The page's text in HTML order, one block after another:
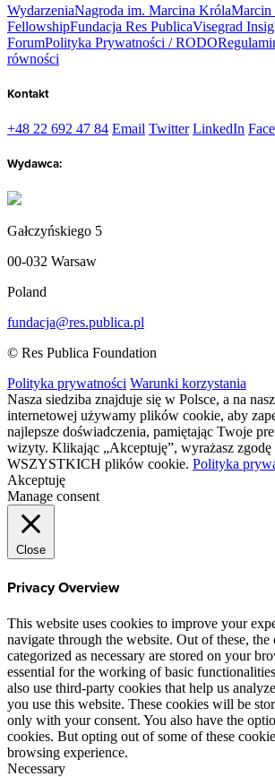
WydarzeniaNagroda im. Marcina KrólaMarcin
FellowshipFundacja Res PublicaVisegrad
ForumPolityka Prywatności / RODO
równości
Kontakt
+48 22 692 47 84 Email Twitter LinkedIn
Wydawca:
Gałczyńskiego 5
00-032 Warsaw
Poland
fundacja@res.publica.pl
© Res Publica Foundation
Polityka prywatności Warunki korzystania
Nasza siedziba znajduje się w Polsce, a na
internetowej używamy plików cookie, aby
najlepsze doświadczenia, pamiętając Twoje
wizyty. Klikając „Akceptuję”, wyrażasz zgodę
WSZYSTKICH plików cookie. Polityka
Akceptuję
Manage consent
Close
Privacy Overview
This website uses cookies to improve your
navigate through the website. Out of these, the
categorized as necessary are stored on your
essential for the working of basic
also use third-party cookies that help us
you use this website. These cookies will be
only with your consent. You also have the
cookies. But opting out of some of these
browsing experience.
Necessary